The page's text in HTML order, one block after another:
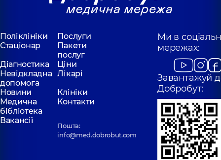
Поліклініки
Послуги
Стаціонар
Пакети
послуг
Діагностика
Ціни
Невідкладна
допомога
Лікарі
Новини
Клініки
Медична
бібліотека
Контакти
Вакансії
Пошта:
info@med.dobrobut.com
Ми в
мережах:
Завантажуй
Добробут: